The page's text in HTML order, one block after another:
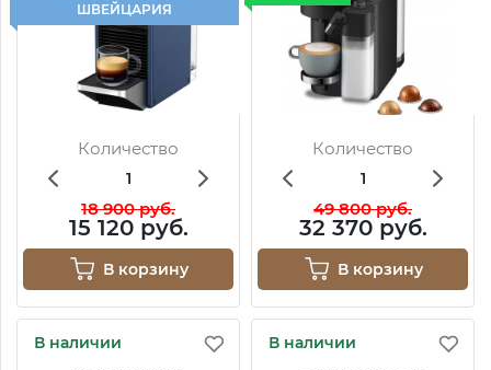
ШВЕЙЦАРИЯ
Количество
18 900 руб.
15 120 руб.
В корзину
Количество
49 800 руб.
32 370 руб.
В корзину
В наличии В наличии